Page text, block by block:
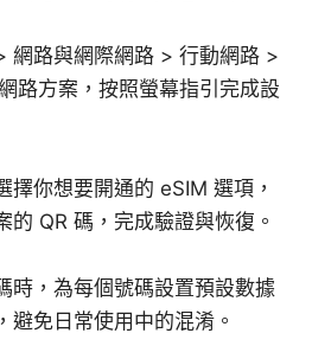
網路與網際網路 > 行動網路 >
路方案，按照螢幕指引完成設
擇你想要開通的 eSIM 選項，
的 QR 碼，完成驗證與恢復。
時，為每個號碼設置預設數據
避免日常使用中的混淆。